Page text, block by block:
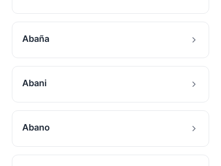
Abaña
Abani
Abano